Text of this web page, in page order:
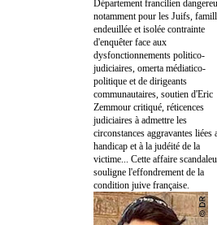
Département francilien
notamment pour les Juifs,
endeuillée et isolée contrainte
d'enquêter face aux
dysfonctionnements politico-
judiciaires, omerta médiatico-
politique et de dirigeants
communautaires, soutien d'Eric
Zemmour critiqué, réticences
judiciaires à admettre les
circonstances aggravantes liées
handicap et à la judéité de la
victime... Cette affaire
souligne l'effondrement de la
condition juive française.